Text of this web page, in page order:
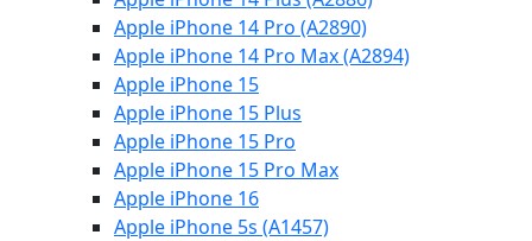
Apple iPhone 14 Pro (A2890)
Apple iPhone 14 Pro Max (A2894)
Apple iPhone 15
Apple iPhone 15 Plus
Apple iPhone 15 Pro
Apple iPhone 15 Pro Max
Apple iPhone 16
Apple iPhone 5s (A1457)